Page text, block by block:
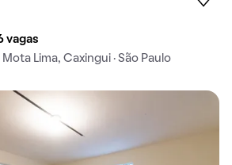
vagas
Lima, Caxingui · São Paulo